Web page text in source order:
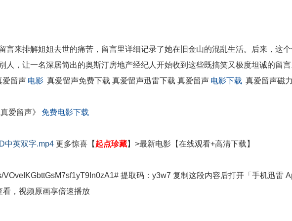
来排解姐姐去世的痛苦，留言里详细记录了她在旧金山的混乱生活。后来，这
人，让一名深居简出的奥斯汀房地产经纪人开始收到这些既搞笑又极度坦诚的留言
爱留声 电影 真爱留声免费下载 真爱留声迅雷下载 真爱留声 电影下载 真爱留声磁
爱留声》
免费电影下载
中英双字.mp4 更多惊喜【 起点珍藏】>最新电影【在线观看+高清下载】
VOveIKGbttGsM7sf1yT9In0zA1# 提取码：y3w7 复制这段内容后打开「手机迅雷
，视频原画享倍速播放